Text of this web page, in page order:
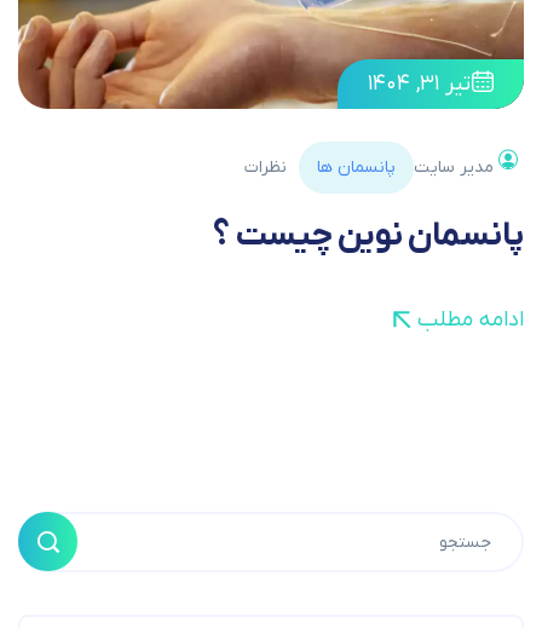
تیر ۳۱, ۱۴۰۴
مدیر سایت پانسمان ها نظرات
پانسمان نوین چیست ؟
ادامه مطلب